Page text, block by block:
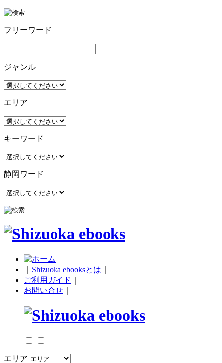
フリーワード
ジャンル
エリア
キーワード
静岡ワード
Shizuoka ebooksとは
ご利用ガイド
お問い合せ
エリア